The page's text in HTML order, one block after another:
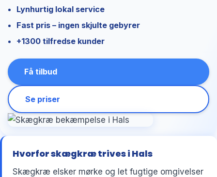
Lynhurtig lokal service
Fast pris – ingen skjulte gebyrer
+1300 tilfredse kunder
Få tilbud
Se priser
Hvorfor skægkræ trives i Hals
Skægkræ elsker mørke og let fugtige omgivelser